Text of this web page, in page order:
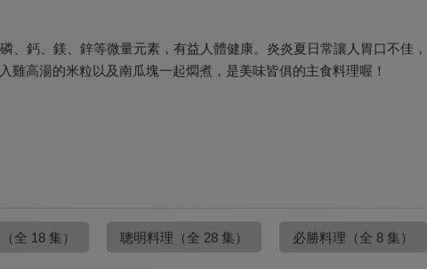
、鈣、鎂、鋅等微量元素，有益人體健康。炎炎夏日常讓人胃口不佳
雞高湯的米粒以及南瓜塊一起燜煮，是美味皆俱的主食料理喔！
（全 18 集） 聰明料理 （全 28 集） 必勝料理 （全 8 集）